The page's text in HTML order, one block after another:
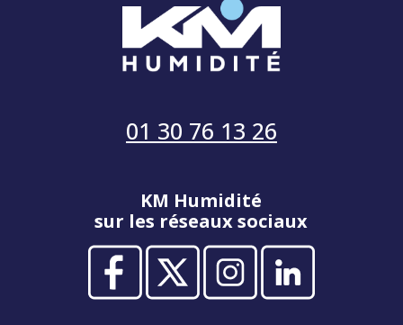
01 30 76 13 26
KM Humidité
sur les réseaux sociaux